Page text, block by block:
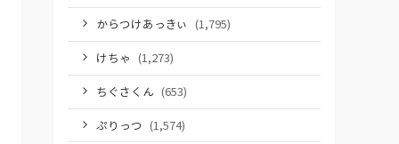
からつけあっきぃ (1,795)
けちゃ (1,273)
ちぐさくん (653)
ぷりっつ (1,574)